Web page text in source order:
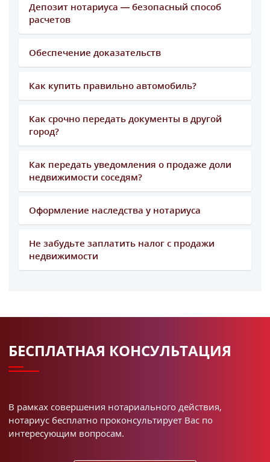
Депозит нотариуса — безопасный способ
расчетов
Обеспечение доказательств
Как купить правильно автомобиль?
Как срочно передать документы в другой
город?
Как передать уведомления о продаже доли
недвижимости соседям?
Оформление наследства у нотариуса
Не забудьте заплатить налог с продажи
недвижимости
БЕСПЛАТНАЯ КОНСУЛЬТАЦИЯ
В рамках совершения нотариального действия,
нотариус бесплатно проконсультирует Вас по
интересующим вопросам.